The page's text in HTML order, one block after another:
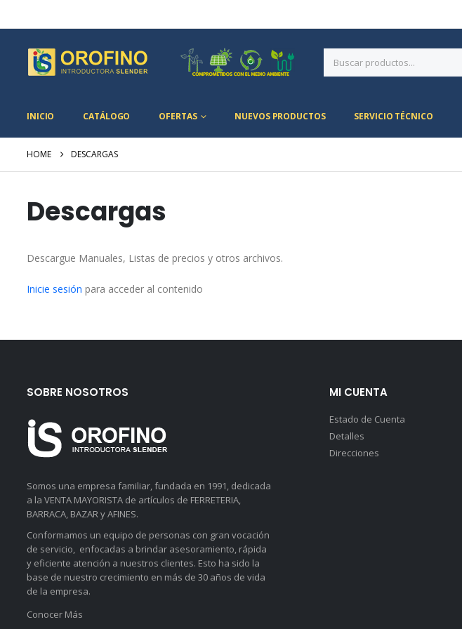
INICIO CATÁLOGO OFERTAS NUEVOS PRODUCTOS SERVICIO TÉCNICO
HOME DESCARGAS
Descargas
Descargue Manuales, Listas de precios y otros archivos.
Inicie sesión para acceder al contenido
SOBRE NOSOTROS
Somos una empresa familiar, fundada en 1991, dedicada
a la VENTA MAYORISTA de artículos de FERRETERIA,
BARRACA, BAZAR y AFINES.
Conformamos un equipo de personas con gran vocación
de servicio, enfocadas a brindar asesoramiento, rápida
y eficiente atención a nuestros clientes. Esto ha sido la
base de nuestro crecimiento en más de 30 años de vida
de la empresa.
Conocer Más
MI CUENTA
Estado de Cuenta
Detalles
Direcciones